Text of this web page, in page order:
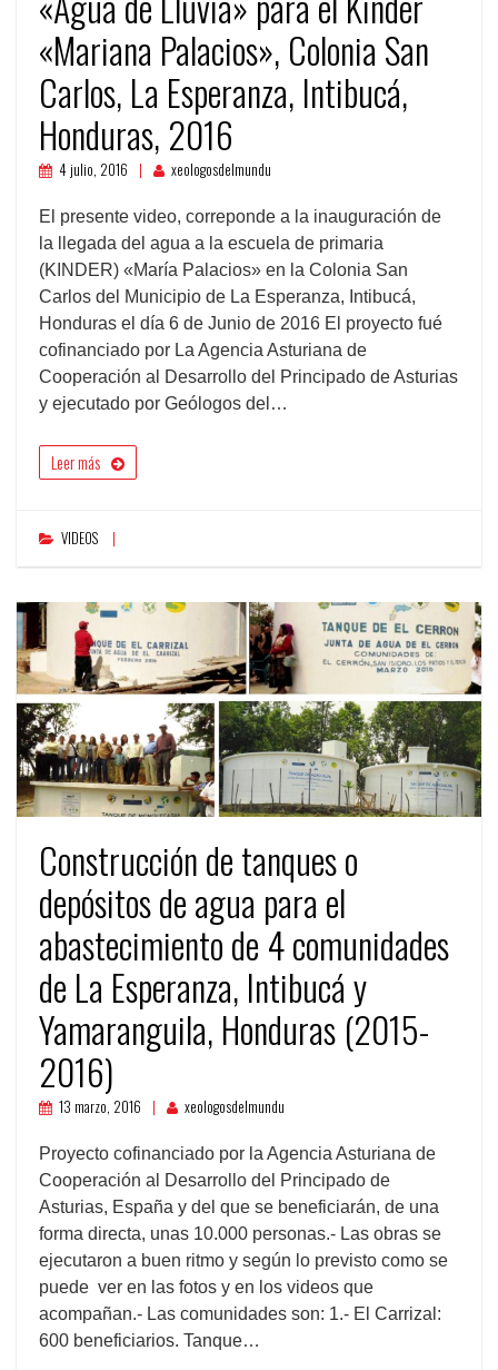
«Mariana Palacios», Colonia San
Carlos, La Esperanza, Intibucá,
Honduras, 2016
4 julio, 2016 xeologosdelmundu
El presente video, correponde a la inauguración de
la llegada del agua a la escuela de primaria
(KINDER) «María Palacios» en la Colonia San
Carlos del Municipio de La Esperanza, Intibucá,
Honduras el día 6 de Junio de 2016 El proyecto fué
cofinanciado por La Agencia Asturiana de
Cooperación al Desarrollo del Principado de Asturias
y ejecutado por Geólogos del…
Leer más
VIDEOS
Construcción de tanques o
depósitos de agua para el
abastecimiento de 4 comunidades
de La Esperanza, Intibucá y
Yamaranguila, Honduras (2015-
2016)
13 marzo, 2016 xeologosdelmundu
Proyecto cofinanciado por la Agencia Asturiana de
Cooperación al Desarrollo del Principado de
Asturias, España y del que se beneficiarán, de una
forma directa, unas 10.000 personas.- Las obras se
ejecutaron a buen ritmo y según lo previsto como se
puede ver en las fotos y en los videos que
acompañan.- Las comunidades son: 1.- El Carrizal:
600 beneficiarios. Tanque…